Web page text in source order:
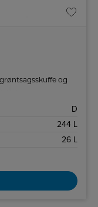
og
D
244 L
26 L